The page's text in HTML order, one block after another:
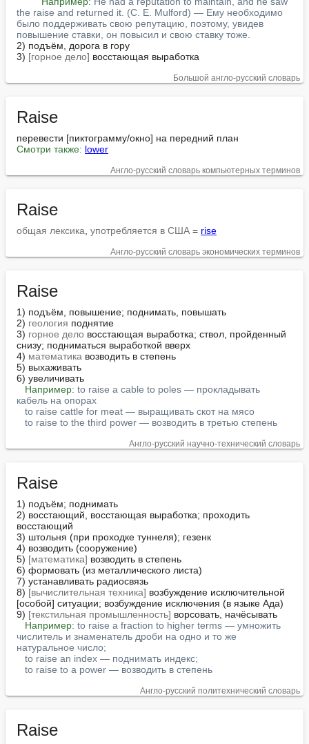
the raise and returned it. (C. E. Mulford) — Ему необходимо
было поддерживать свою репутацию, поэтому, увидев
повышение ставки, он повысил и свою ставку тоже.
2) подъём, дорога в гору
3) [горное дело] восстающая выработка
Большой англо-русский словарь
Raise
Смотри также: lower
Англо-русский словарь компьютерных терминов
Raise
общая лексика употребляется в США = rise
Англо-русский словарь экономических терминов
Raise
1) подъём, повышение; поднимать, повышать
2) геология поднятие
3) горное дело восстающая выработка; ствол, пройденный
снизу; подниматься выработкой вверх
4) математика возводить в степень
5) выхаживать
6) увеличивать
Например: to raise a cable to poles — прокладывать
кабель на опорах
to raise cattle for meat — выращивать скот на мясо
to raise to the third power — возводить в третью степень
Англо-русский научно-технический словарь
Raise
1) подъём; поднимать
2) восстающий, восстающая выработка; проходить
восстающий
3) штольня (при проходке туннеля); гезенк
4) возводить (сооружение)
5) [математика] возводить в степень
6) формовать (из металлического листа)
7) устанавливать радиосвязь
8) [вычислительная техника] возбуждение исключительной
[особой] ситуации; возбуждение исключения (в языке Ада)
9) [текстильная промышленность] ворсовать, начёсывать
Например: to raise a fraction to higher terms — умножить
числитель и знаменатель дроби на одно и то же
натуральное число;
to raise an index — поднимать индекс;
to raise to a power — возводить в степень
Англо-русский политехнический словарь
Raise